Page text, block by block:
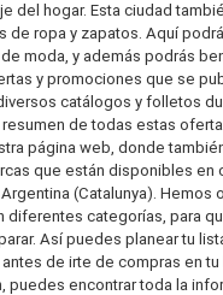
del hogar. Esta ciudad
de ropa y zapatos. Aquí
moda, y además podrás
y promociones que se
catálogos y folletos
de todas estas
página web, donde
que están disponibles en
(Catalunya). Hemos
diferentes categorías, para
Así puedes planear tu
de irte de compras en
puedes encontrar toda la